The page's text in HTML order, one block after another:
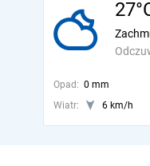
Opad: 0 mm
Wiatr:
6 km/h